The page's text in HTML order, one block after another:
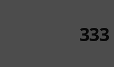
333